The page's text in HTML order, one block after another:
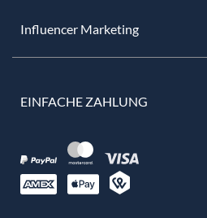
Influencer Marketing
EINFACHE ZAHLUNG